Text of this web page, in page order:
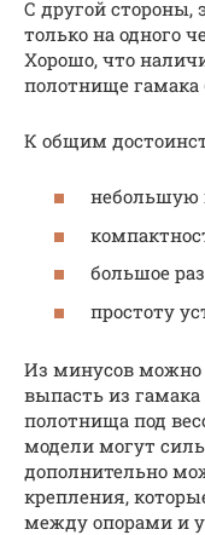
С другой стороны,
только на одного
Хорошо, что
полотнище
К общим
небольшую
большое
простоту
Из минусов
выпасть из
полотнища под
модели могут
дополнительно
крепления,
между опорами и